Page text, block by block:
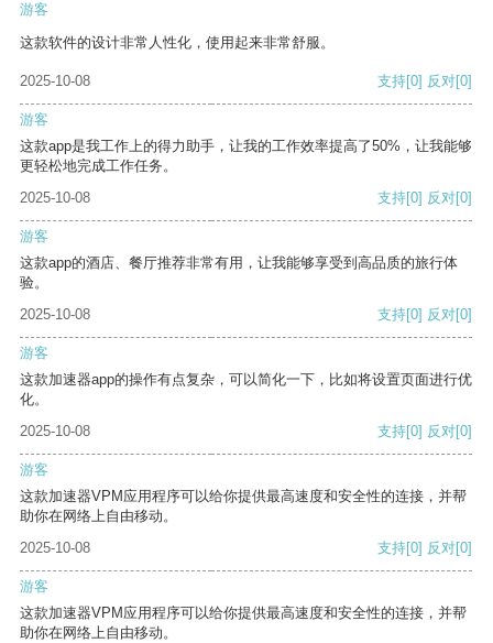
游客
这款软件的设计非常人性化，使用起来非常舒服。
2025-10-08 支持[0] 反对[0]
游客
这款app是我工作上的得力助手，让我的工作效率提高了50%，让我能够
更轻松地完成工作任务。
2025-10-08
支持[0] 反对[0]
游客
这款app的酒店、餐厅推荐非常有用，让我能够享受到高品质的旅行体
验。
2025-10-08
支持[0] 反对[0]
游客
这款加速器app的操作有点复杂，可以简化一下，比如将设置页面进行优
化。
2025-10-08
支持[0] 反对[0]
游客
这款加速器VPM应用程序可以给你提供最高速度和安全性的连接，并帮
助你在网络上自由移动。
2025-10-08
支持[0] 反对[0]
游客
这款加速器VPM应用程序可以给你提供最高速度和安全性的连接，并帮
助你在网络上自由移动。